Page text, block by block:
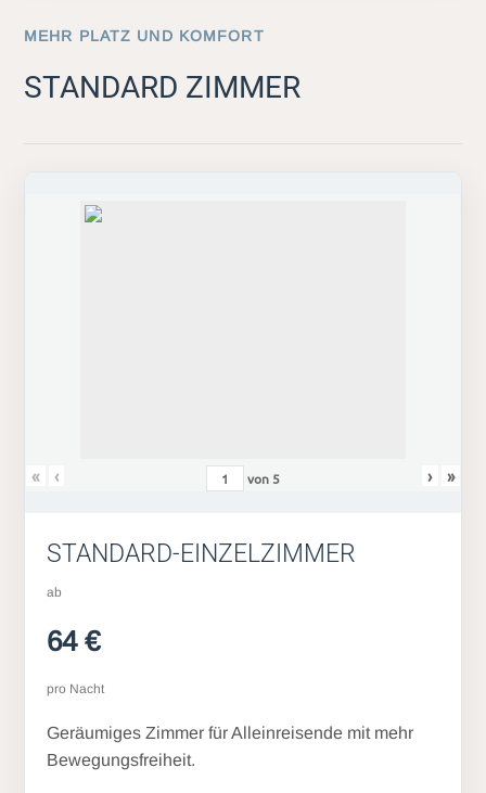
MEHR PLATZ UND KOMFORT
STANDARD ZIMMER
« ‹ von 5 › »
STANDARD-EINZELZIMMER
ab
64 €
pro Nacht
Geräumiges Zimmer für Alleinreisende mit mehr
Bewegungsfreiheit.